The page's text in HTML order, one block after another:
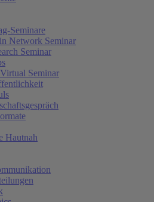
Seminare
Network Seminar
Seminar
Seminar
Hautnah